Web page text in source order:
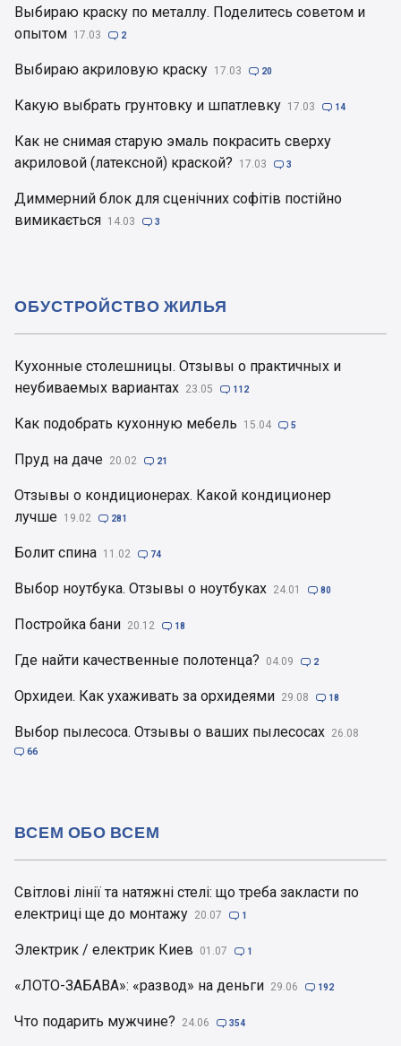
Выбираю краску по металлу. Поделитесь советом и
опытом 17.03  2
Выбираю акриловую краску 17.03  20
Какую выбрать грунтовку и шпатлевку 17.03  14
Как не снимая старую эмаль покрасить сверху
акриловой (латексной) краской?
17.03  3
Диммерний блок для сценічних софітів постійно
вимикається 14.03  3
Кухонные столешницы. Отзывы о практичных и
неубиваемых вариантах 23.05  112
Как подобрать кухонную мебель 15.04  5
Пруд на даче 20.02  21
Отзывы о кондиционерах. Какой кондиционер
лучше 19.02  281
Болит спина 11.02  74
Выбор ноутбука. Отзывы о ноутбуках 24.01  80
Постройка бани 20.12  18
Где найти качественные полотенца? 04.09  2
Орхидеи. Как ухаживать за орхидеями 29.08  18
Выбор пылесоса. Отзывы о ваших пылесосах 26.08
 66
ОБУСТРОЙСТВО ЖИЛЬЯ
Світлові лінії та натяжні стелі: що треба закласти по
електриці ще до монтажу 20.07  1
Электрик / електрик Киев 01.07  1
«ЛОТО-ЗАБАВА»: «развод» на деньги 29.06  192
Что подарить мужчине? 24.06  354
ВСЕМ ОБО ВСЕМ